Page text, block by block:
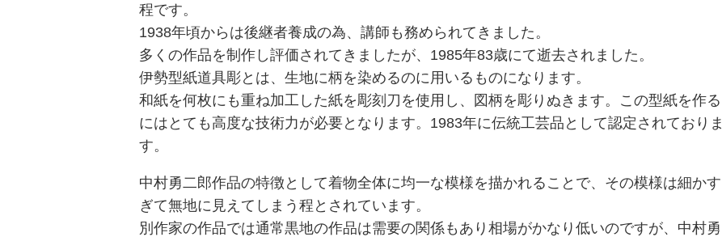
程です。
1938年頃からは後継者養成の為、講師も務められてきました。
多くの作品を制作し評価されてきましたが、1985年83歳にて逝去されました。
伊勢型紙道具彫とは、生地に柄を染めるのに用いるものになります。
和紙を何枚にも重ね加工した紙を彫刻刀を使用し、図柄を彫りぬきます。この型紙を作る
にはとても高度な技術力が必要となります。1983年に伝統工芸品として認定されておりま
す。
中村勇二郎作品の特徴として着物全体に均一な模様を描かれることで、その模様は細かす
ぎて無地に見えてしまう程とされています。
別作家の作品では通常黒地の作品は需要の関係もあり相場がかなり低いのですが、中村勇